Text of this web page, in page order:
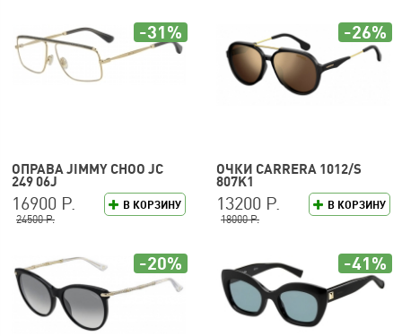
ОПРАВА JIMMY CHOO JC
249 06J
В КОРЗИНУ
16900 Р.
24500 Р.
-31%
ОЧКИ CARRERA 1012/S
807K1
В КОРЗИНУ
13200 Р.
18000 Р.
-26%
-20% -41%